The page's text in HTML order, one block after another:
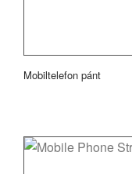
Mobiltelefon pánt